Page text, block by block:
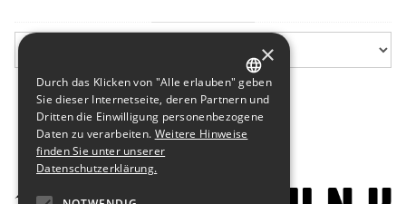
GERMAN
ENGLISH
×
Durch das Klicken von "Alle erlauben" geben
Sie dieser Internetseite, deren Partnern und
Dritten die Einwilligung personenbezogene
Daten zu verarbeiten. Weitere Hinweise
finden Sie unter unserer
Datenschutzerklärung.